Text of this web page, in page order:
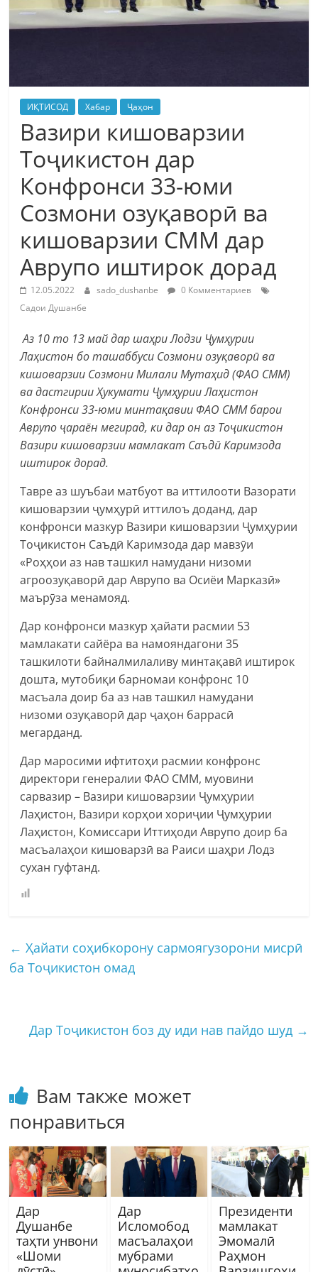
ИҚТИСОД Хабар Ҷаҳон
Вазири кишоварзии
Тоҷикистон дар
Конфронси 33-юми
Созмони озуқаворӣ ва
кишоварзии СММ дар
Аврупо иштирок дорад
12.05.2022 sado_dushanbe
0 Комментариев
Садои Душанбе
Аз 10 то 13 май дар шаҳри Лодзи Ҷумҳурии
Лаҳистон бо ташаббуси Созмони озуқаворӣ ва
кишоварзии Созмони Милали Мутаҳид (ФАО СММ)
ва дастгирии Ҳукумати Ҷумҳурии Лаҳистон
Конфронси 33-юми минтақавии ФАО СММ барои
Аврупо ҷараён мегирад, ки дар он аз Тоҷикистон
Вазири кишоварзии мамлакат Саъдӣ Каримзода
иштирок дорад.
Тавре аз шуъбаи матбуот ва иттилооти Вазорати
кишоварзии ҷумҳурӣ иттилоъ доданд, дар
конфронси мазкур Вазири кишоварзии Ҷумҳурии
Тоҷикистон Саъдӣ Каримзода дар мавзӯи
«Роҳҳои аз нав ташкил намудани низоми
агроозуқаворӣ дар Аврупо ва Осиёи Марказӣ»
маърӯза менамояд.
Дар конфронси мазкур ҳайати расмии 53
мамлакати сайёра ва намояндагони 35
ташкилоти байналмилаливу минтақавӣ иштирок
дошта, мутобиқи барномаи конфронс 10
масъала доир ба аз нав ташкил намудани
низоми озуқаворӣ дар ҷаҳон баррасӣ
мегарданд.
Дар маросими ифтитоҳи расмии конфронс
директори генералии ФАО СММ, муовини
сарвазир – Вазири кишоварзии Ҷумҳурии
Лаҳистон, Вазири корҳои хориҷии Ҷумҳурии
Лаҳистон, Комиссари Иттиҳоди Аврупо доир ба
масъалаҳои кишоварзӣ ва Раиси шаҳри Лодз
сухан гуфтанд.
← Ҳайати соҳибкорону сармоягузорони мисрӣ
ба Тоҷикистон омад
Дар Тоҷикистон боз ду иди нав пайдо шуд →
Вам также может
понравиться
Дар
Душанбе
таҳти унвони
«Шоми
Дар
Исломобод
масъалаҳои
мубрами
Президенти
мамлакат
Эмомалӣ
Раҳмон